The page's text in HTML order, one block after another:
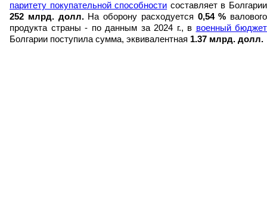
паритету покупательной способности составляет в Болгарии
252 млрд. долл.На оборону расходуется 0,54 % валового
продукта страны - по данным за 2024 г., в военный бюджет
Болгарии поступила сумма, эквивалентная 1.37 млрд. долл.